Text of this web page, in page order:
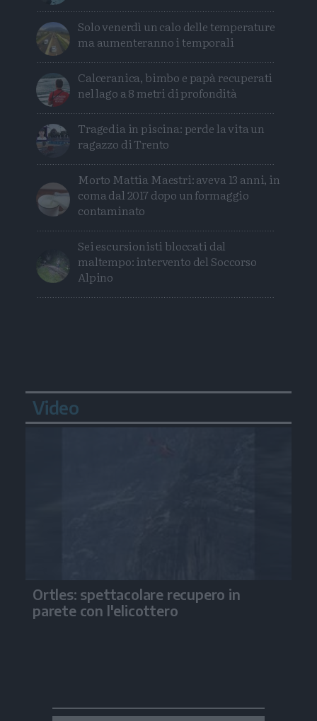
Solo venerdì un calo delle temperature
ma aumenteranno i temporali
Calceranica, bimbo e papà recuperati
nel lago a 8 metri di profondità
Tragedia in piscina: perde la vita un
ragazzo di Trento
Morto Mattia Maestri: aveva 13 anni, in
coma dal 2017 dopo un formaggio
contaminato
Sei escursionisti bloccati dal
maltempo: intervento del Soccorso
Alpino
Video
Ortles: spettacolare recupero in
parete con l'elicottero